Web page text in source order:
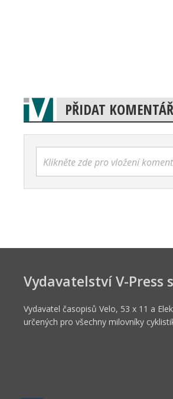
PŘIDAT KOMENTÁŘ
Klikněte zde pro vložení
Vydavatelství V-Press
Vydavatel časopisů Velo, 53 x 11 a
určených pro všechny milovníky